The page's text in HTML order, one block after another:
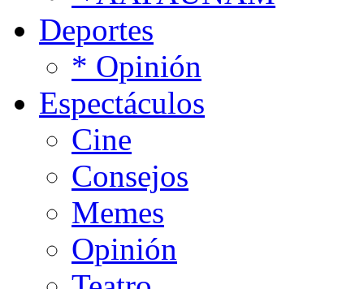
Deportes
* Opinión
Espectáculos
Cine
Consejos
Memes
Opinión